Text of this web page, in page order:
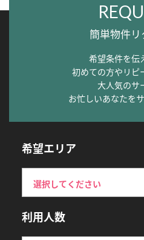
簡単物件リ
希望条件を伝
初めての方やリピ
大人気のサ
お忙しいあなたを
希望エリア
利用人数